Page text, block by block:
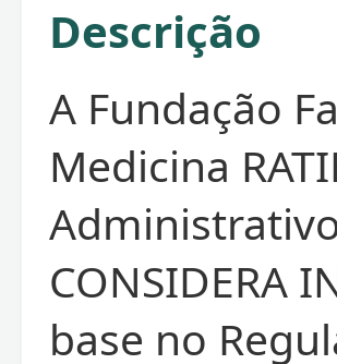
Descrição
A Fundação
Medicina
CONSIDERA
base no